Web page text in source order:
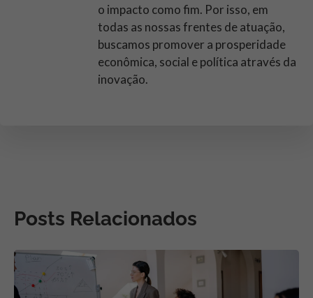
o impacto como fim. Por isso, em
todas as nossas frentes de atuação,
buscamos promover a prosperidade
econômica, social e política através da
inovação.
Posts Relacionados